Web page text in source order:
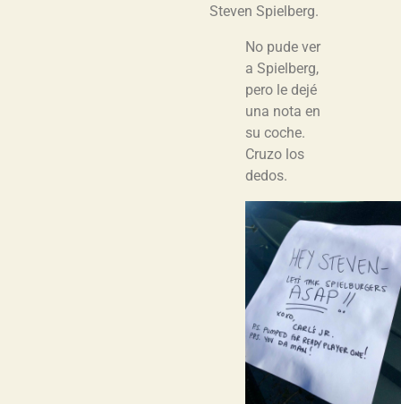
Steven Spielberg.
No pude ver
a Spielberg,
pero le dejé
una nota en
su coche.
Cruzo los
dedos.